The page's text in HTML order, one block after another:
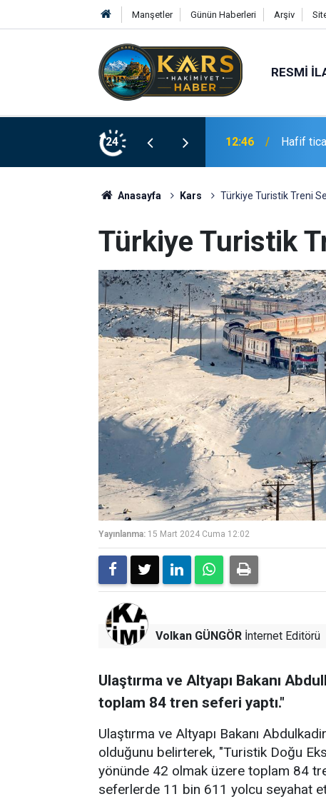
Manşetler Günün Haberleri Arşiv
RESMI
24 12:43
Anasayfa Kars Türkiye Turistik Treni
Türkiye Turistik
Yayınlanma: 15 Mart 2024 Cuma 12:02
Volkan GÜNGÖR İnternet Editörü
Ulaştırma ve Altyapı Bakanı
toplam 84 tren seferi yaptı."
Ulaştırma ve Altyapı Bakanı
olduğunu belirterek, "Turistik Doğu
yönünde 42 olmak üzere toplam 84
seferlerde 11 bin 611 yolcu seyahat